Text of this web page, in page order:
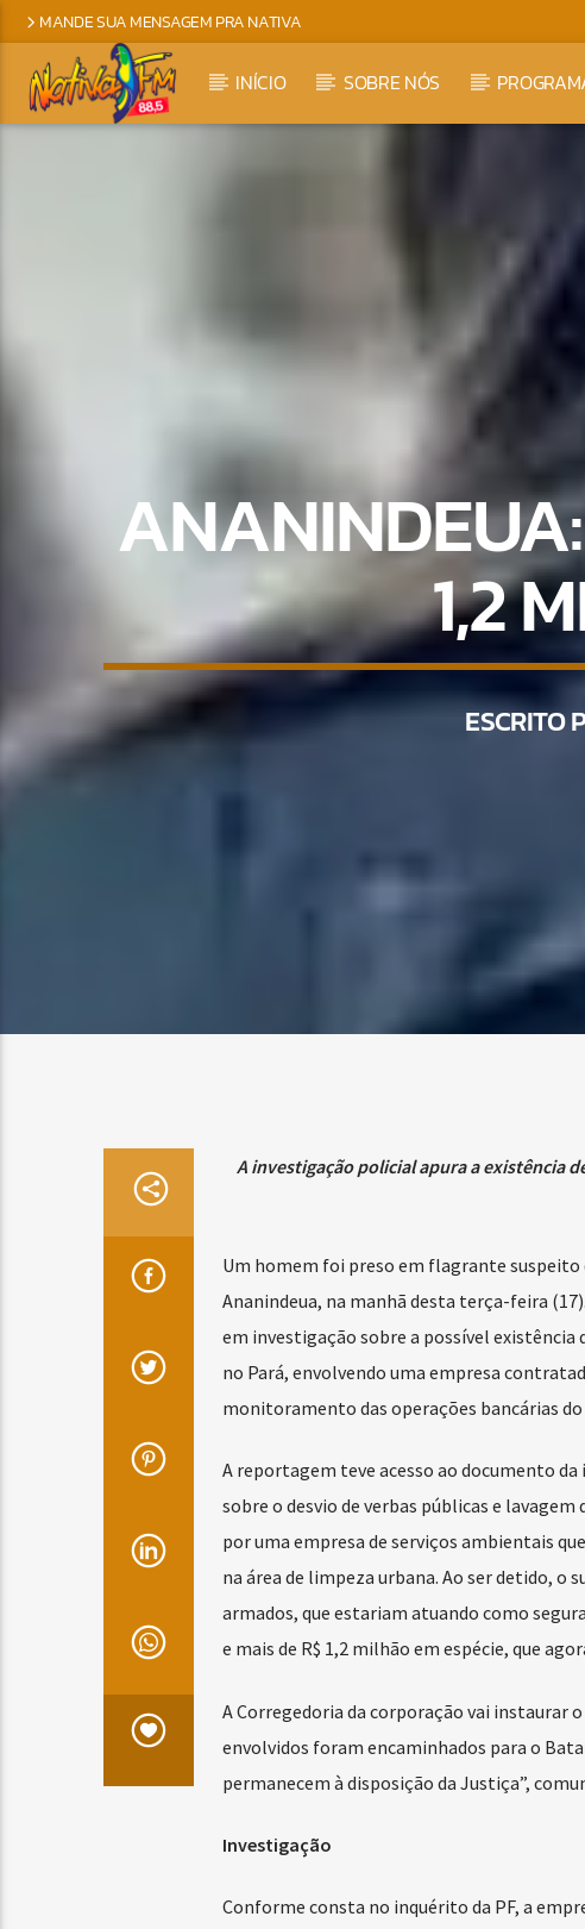
MANDE SUA MENSAGEM PRA NATIVA
INÍCIO SOBRE NÓS
1,2
ESCRITO
A investigação policial apura a existência
Um homem foi preso em flagrante suspeito
Ananindeua, na manhã desta terça-feira
em investigação sobre a possível existência
no Pará, envolvendo uma empresa
monitoramento das operações bancárias
A reportagem teve acesso ao documento
sobre o desvio de verbas públicas e
por uma empresa de serviços ambientais
na área de limpeza urbana. Ao ser detido,
armados, que estariam atuando como
e mais de R$ 1,2 milhão em espécie, que
A Corregedoria da corporação vai instaurar
envolvidos foram encaminhados para o
permanecem à disposição da Justiça”,
Investigação
Conforme consta no inquérito da PF, a